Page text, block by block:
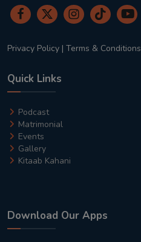
Privacy Policy | Terms & Conditions
Quick Links
Podcast
Matrimonial
Events
Gallery
Kitaab Kahani
Download Our Apps